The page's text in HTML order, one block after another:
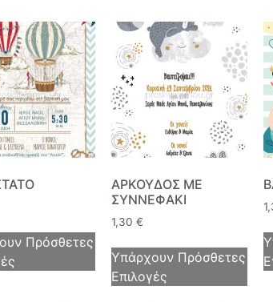
Πρόσθετες
ΑΡΚΟΥΔΟΣ ΜΕ
ΣΥΝΝΕΦΑΚΙ
1,30€
Υπάρχουν Πρόσθετες
Επιλογές